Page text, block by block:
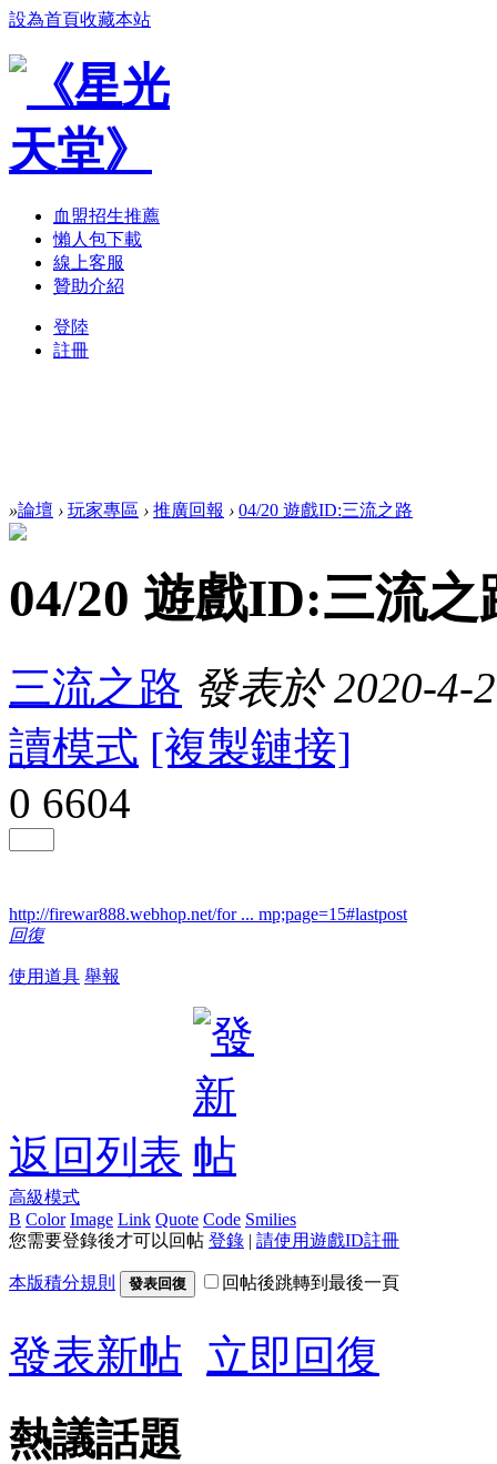
設為首頁收藏本站
血盟招生推薦
懶人包下載
線上客服
贊助介紹
登陸
註冊
»論壇 › 玩家專區 › 推廣回報 › 04/20 遊戲ID:三流之路
04/20 遊戲ID:三流之
三流之路 發表於 2020-4-
讀模式 [複製鏈接]
0 6604
http://firewar888.webhop.net/for ... mp;page=15#lastpost
回復
使用道具 舉報
返回列表
高級模式
B Color Image Link Quote Code Smilies
您需要登錄後才可以回帖 登錄 | 請使用遊戲ID註冊
本版積分規則 發表回復 回帖後跳轉到最後一頁
發表新帖 立即回復
熱議話題